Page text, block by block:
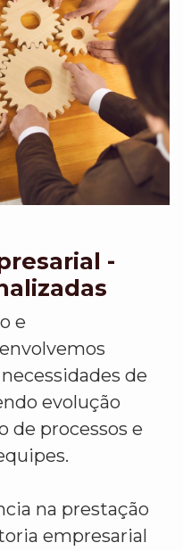
-
e
de
evolução
de processos e
na prestação
empresarial